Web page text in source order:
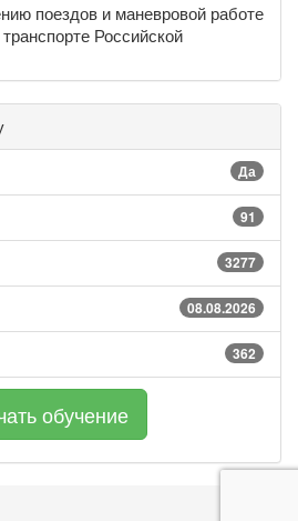
поездов и маневровой работе
Российской
Да
91
3277
08.08.2026
362